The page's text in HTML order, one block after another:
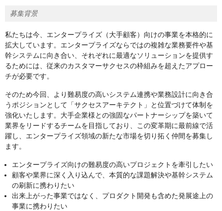
募集背景
私たちは今、エンタープライズ（大手顧客）向けの事業を本格的に
拡大しています。エンタープライズならではの複雑な業務要件や基
幹システムに向き合い、それぞれに最適なソリューションを提供す
るためには、従来のカスタマーサクセスの枠組みを超えたアプロー
チが必要です。
そのため今回、より難易度の高いシステム連携や業務設計に向き合
うポジションとして「サクセスアーキテクト」と位置づけて体制を
強化いたします。大手企業様との強固なパートナーシップを築いて
業界をリードするチームを目指しており、この変革期に最前線で活
躍し、エンタープライズ領域の新たな市場を切り拓く仲間を募集し
ます。
エンタープライズ向けの難易度の高いプロジェクトを牽引したい
顧客や業界に深く入り込んで、本質的な課題解決や基幹システム
の刷新に携わりたい
出来上がった事業ではなく、プロダクト開発も含めた発展途上の
事業に携わりたい